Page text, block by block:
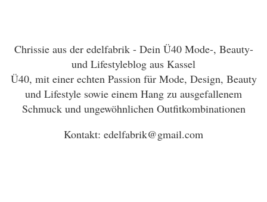
Chrissie aus der edelfabrik - Dein Ü40 Mode-, Beauty-
und Lifestyleblog aus Kassel
Ü40, mit einer echten Passion für Mode, Design, Beauty
und Lifestyle sowie einem Hang zu ausgefallenem
Schmuck und ungewöhnlichen Outfitkombinationen
Kontakt: edelfabrik@gmail.com